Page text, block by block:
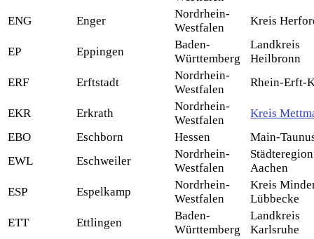
ENG Enger
Nordrhein-
Westfalen
Kreis
EP Eppingen
Baden-
Württemberg
Landkreis
Heilbronn
ERF
Erftstadt
Nordrhein-
Westfalen
Rhein-Erft-
EKR Erkrath
Nordrhein-
Westfalen
Kreis
EBO
Eschborn Hessen
Main-
EWL
Eschweiler
Nordrhein-
Westfalen
Städteregion
Aachen
ESP
Espelkamp
Nordrhein-
Westfalen
Kreis
Lübbecke
ETT
Ettlingen
Baden-
Württemberg
Landkreis
Karlsruhe